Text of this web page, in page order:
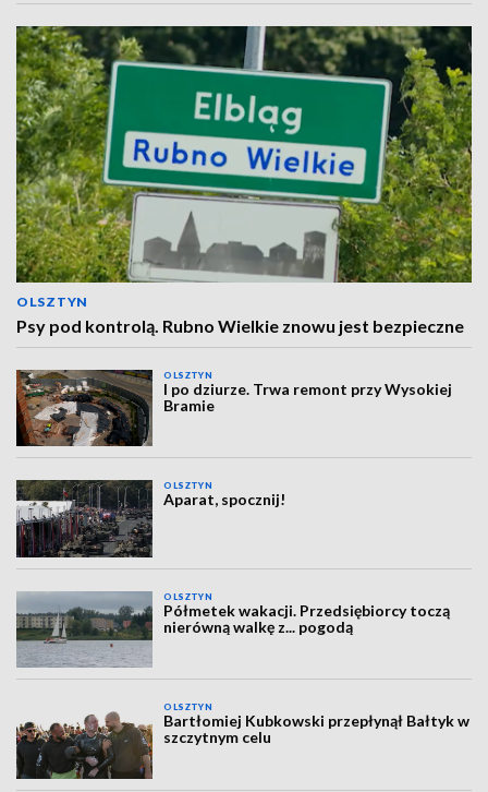
OLSZTYN
Psy pod kontrolą. Rubno Wielkie znowu jest bezpieczne
OLSZTYN
I po dziurze. Trwa remont przy Wysokiej
Bramie
OLSZTYN
Aparat, spocznij!
OLSZTYN
Półmetek wakacji. Przedsiębiorcy toczą
nierówną walkę z... pogodą
OLSZTYN
Bartłomiej Kubkowski przepłynął Bałtyk w
szczytnym celu